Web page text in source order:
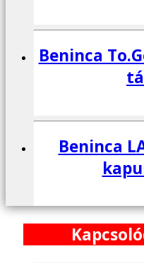
Beninca
Beninca